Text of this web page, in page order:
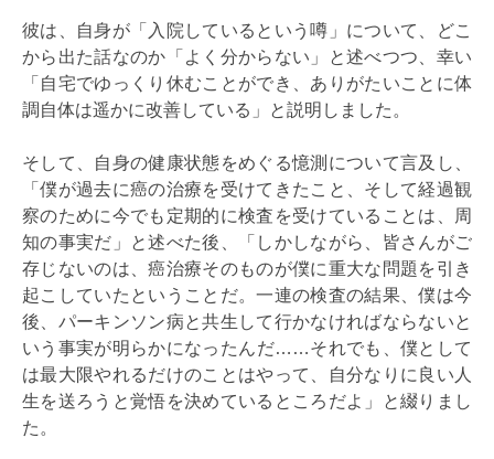
彼は、自身が「入院しているという噂」について、どこ
から出た話なのか「よく分からない」と述べつつ、幸い
「自宅でゆっくり休むことができ、ありがたいことに体
調自体は遥かに改善している」と説明しました。
そして、自身の健康状態をめぐる憶測について言及し、
「僕が過去に癌の治療を受けてきたこと、そして経過観
察のために今でも定期的に検査を受けていることは、周
知の事実だ」と述べた後、「しかしながら、皆さんがご
存じないのは、癌治療そのものが僕に重大な問題を引き
起こしていたということだ。一連の検査の結果、僕は今
後、パーキンソン病と共生して行かなければならないと
いう事実が明らかになったんだ……それでも、僕として
は最大限やれるだけのことはやって、自分なりに良い人
生を送ろうと覚悟を決めているところだよ」と綴りまし
た。